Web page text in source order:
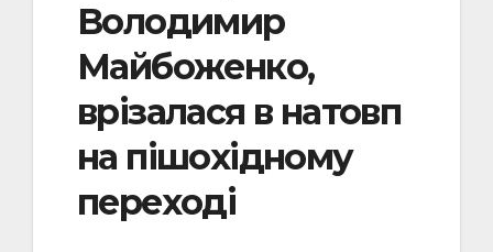
Володимир
Майбоженко,
врізалася в натовп
на пішохідному
переході